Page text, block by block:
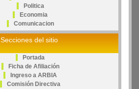
Politica
Economia
Comunicacion
Secciones del sitio
Portada
Ficha de Afiliación
Ingreso a ARBIA
Comisión Directiva